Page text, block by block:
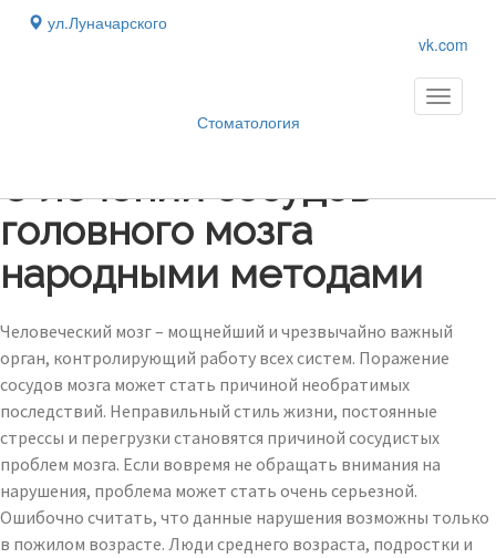
ул.Луначарского
vk.com
Стоматология
Toggle
О лечении сосудов
головного мозга
народными методами
Человеческий мозг – мощнейший и чрезвычайно важный
орган, контролирующий работу всех систем. Поражение
сосудов мозга может стать причиной необратимых
последствий. Неправильный стиль жизни, постоянные
стрессы и перегрузки становятся причиной сосудистых
проблем мозга. Если вовремя не обращать внимания на
нарушения, проблема может стать очень серьезной.
Ошибочно считать, что данные нарушения возможны только
в пожилом возрасте. Люди среднего возраста, подростки и